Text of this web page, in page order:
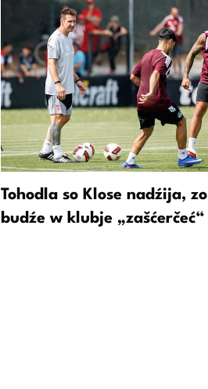
Tohodla so Klose nadźija, zo
budźe w klubje „zašćerčeć“